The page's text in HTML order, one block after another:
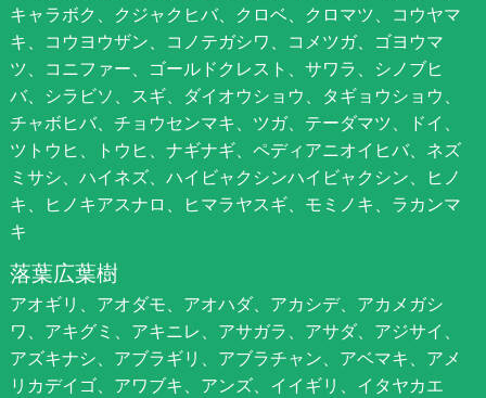
キャラボク、クジャクヒバ、クロベ、クロマツ、コウヤマ
キ、コウヨウザン、コノテガシワ、コメツガ、ゴヨウマ
ツ、コニファー、ゴールドクレスト、サワラ、シノブヒ
バ、シラビソ、スギ、ダイオウショウ、タギョウショウ、
チャボヒバ、チョウセンマキ、ツガ、テーダマツ、ドイ、
ツトウヒ、トウヒ、ナギナギ、ペディアニオイヒバ、ネズ
ミサシ、ハイネズ、ハイビャクシンハイビャクシン、ヒノ
キ、ヒノキアスナロ、ヒマラヤスギ、モミノキ、ラカンマ
キ
落葉広葉樹
アオギリ、アオダモ、アオハダ、アカシデ、アカメガシ
ワ、アキグミ、アキニレ、アサガラ、アサダ、アジサイ、
アズキナシ、アブラギリ、アブラチャン、アベマキ、アメ
リカデイゴ、アワブキ、アンズ、イイギリ、イタヤカエ